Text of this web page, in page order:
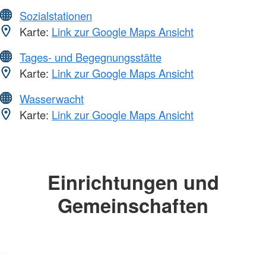
Sozialstationen
Karte: Link zur Google Maps Ansicht
Tages- und Begegnungsstätte
Karte: Link zur Google Maps Ansicht
Wasserwacht
Karte: Link zur Google Maps Ansicht
Einrichtungen und
Gemeinschaften